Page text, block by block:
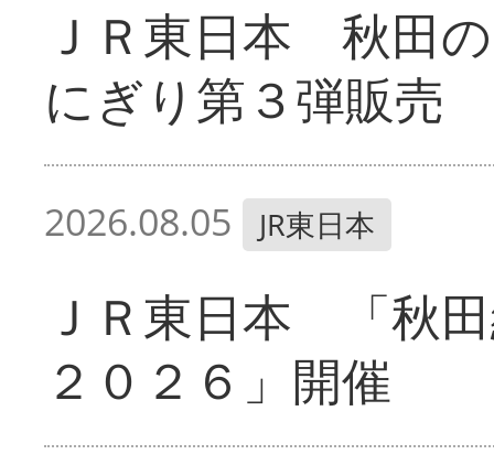
ＪＲ東日本 秋田
にぎり第３弾販売
2026.08.05 JR東日本
ＪＲ東日本 「秋
２０２６」開催